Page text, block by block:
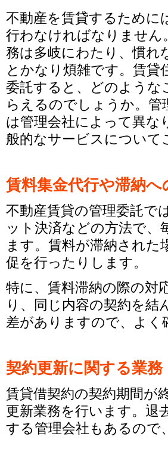
不動産を賃貸するために
行わなければなりません
務は多岐にわたり、慣れ
とかなり煩雑です。賃貸
委託すると、どのような
らえるのでしょうか。管
は管理会社によって異な
般的なサービスについて
賃料集金代行や滞納へ
不動産賃貸の管理委託で
ット決済などの方法で、
ます。賃料が滞納された
促を行ったりします。
特に、賃料滞納の際の対
り、同じ内容の契約を
差がありますので、よく
契約更新に関する業務
賃貸借契約の契約期間が
更新業務を行います。退
する管理会社もあるので